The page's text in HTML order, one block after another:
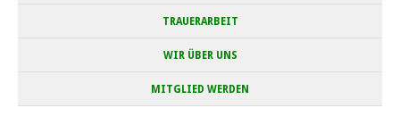
TRAUERARBEIT
WIR ÜBER UNS
MITGLIED WERDEN